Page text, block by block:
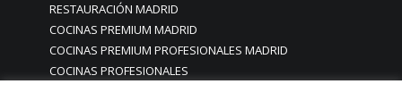
RESTAURACIÓN MADRID
COCINAS PREMIUM MADRID
COCINAS PREMIUM PROFESIONALES MADRID
COCINAS PROFESIONALES